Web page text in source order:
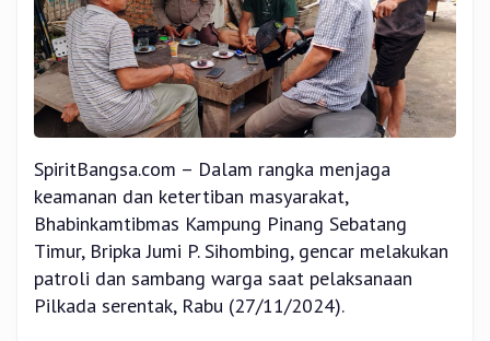
SpiritBangsa.com – Dalam rangka menjaga
keamanan dan ketertiban masyarakat,
Bhabinkamtibmas Kampung Pinang Sebatang
Timur, Bripka Jumi P. Sihombing, gencar melakukan
patroli dan sambang warga saat pelaksanaan
Pilkada serentak, Rabu (27/11/2024).